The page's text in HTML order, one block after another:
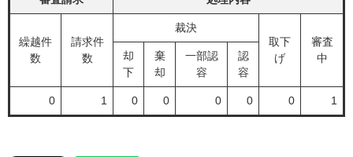
繰越件
数
請求件
数
裁決
取下
げ
審査
中
却
下
棄
却
一部認
容
認
容
0 1 0 0 0 0 0 1